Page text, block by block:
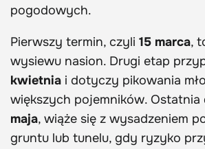
pogodowych.
Pierwszy termin, czyli 15 marca,
wysiewu nasion. Drugi etap
kwietnia i dotyczy pikowania
większych pojemników. Ostatnia
maja, wiąże się z wysadzeniem
gruntu lub tunelu, gdy ryzyko